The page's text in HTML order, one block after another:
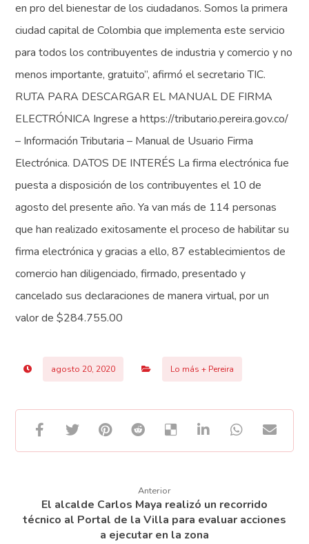
en pro del bienestar de los ciudadanos. Somos la primera
ciudad capital de Colombia que implementa este servicio
para todos los contribuyentes de industria y comercio y no
menos importante, gratuito”, afirmó el secretario TIC.
RUTA PARA DESCARGAR EL MANUAL DE FIRMA
ELECTRÓNICA Ingrese a https://tributario.pereira.gov.co/
– Información Tributaria – Manual de Usuario Firma
Electrónica. DATOS DE INTERÉS La firma electrónica fue
puesta a disposición de los contribuyentes el 10 de
agosto del presente año. Ya van más de 114 personas
que han realizado exitosamente el proceso de habilitar su
firma electrónica y gracias a ello, 87 establecimientos de
comercio han diligenciado, firmado, presentado y
cancelado sus declaraciones de manera virtual, por un
valor de $284.755.00
agosto 20, 2020 Lo más + Pereira
Anterior
El alcalde Carlos Maya realizó un recorrido
técnico al Portal de la Villa para evaluar acciones
a ejecutar en la zona